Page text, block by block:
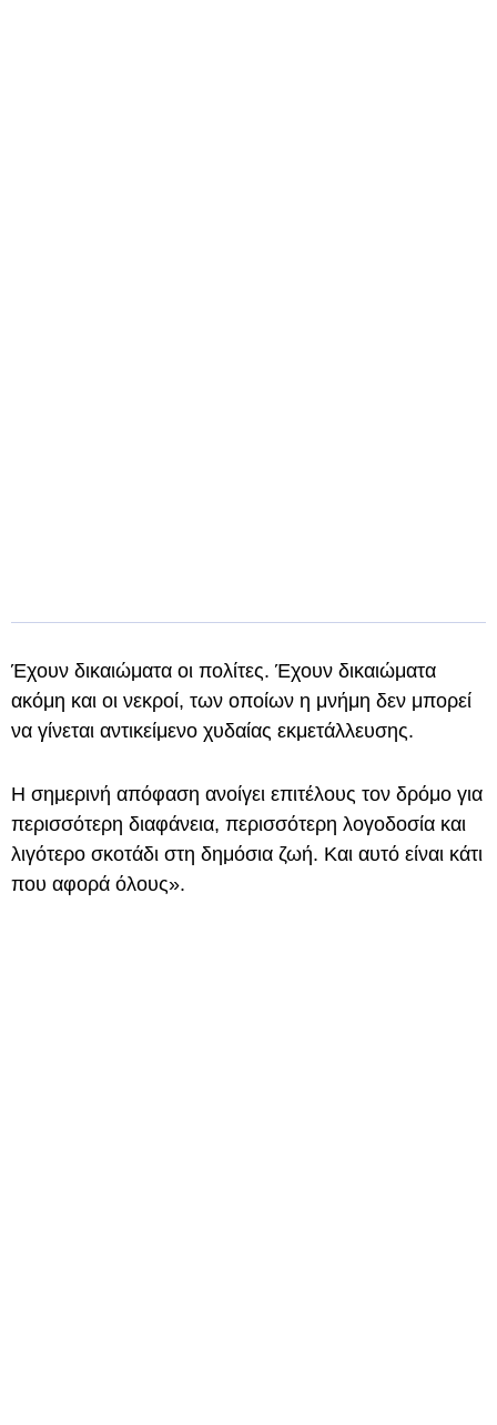
Έχουν δικαιώματα οι πολίτες. Έχουν δικαιώματα
ακόμη και οι νεκροί, των οποίων η μνήμη δεν μπορεί
να γίνεται αντικείμενο χυδαίας εκμετάλλευσης.
Η σημερινή απόφαση ανοίγει επιτέλους τον δρόμο για
περισσότερη διαφάνεια, περισσότερη λογοδοσία και
λιγότερο σκοτάδι στη δημόσια ζωή. Και αυτό είναι κάτι
που αφορά όλους».